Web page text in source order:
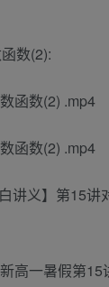
数(2):
函数(2) .mp4
函数(2) .mp4
讲义】第15
高一暑假第